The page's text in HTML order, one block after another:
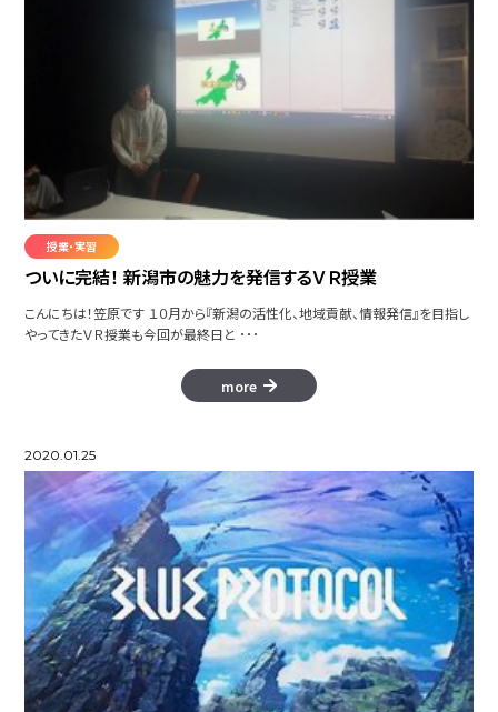
授業・実習
ついに完結！ 新潟市の魅力を発信するＶＲ授業
こんにちは！笠原です １０月から『新潟の活性化、地域貢献、情報発信』を目指し
やってきたＶＲ授業も今回が最終日と ･･･
more
2020.01.25